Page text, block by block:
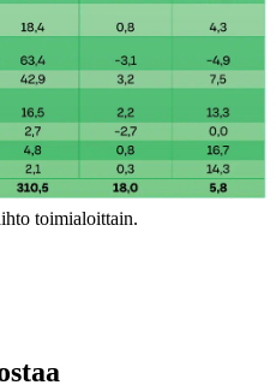
toimialoittain.